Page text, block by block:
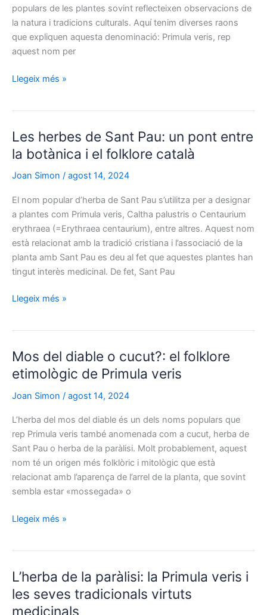
populars de les plantes sovint reflecteixen observacions de
la natura i tradicions culturals. Aquí tenim diverses raons
que expliquen aquesta denominació: Primula veris, rep
aquest nom per
Lligams
nom
popular
la
l’arribada
cucut
Llegeix més »
Les herbes de Sant Pau: un pont entre
la botànica i el folklore català
Joan Simon / agost 14, 2024
El nom popular d’herba de Sant Pau s’utilitza per a designar
a plantes com Primula veris, Caltha palustris o Centaurium
erythraea (=Erythraea centaurium), entre altres. Aquest nom
està relacionat amb la tradició cristiana i l’associació de la
planta amb Sant Pau es deu al fet que aquestes plantes han
tingut interès medicinal. De fet, Sant Pau
Les
Pau:
un
entre
Llegeix més »
Mos del diable o cucut?: el folklore
etimològic de Primula veris
Joan Simon / agost 14, 2024
L’herba del mos del diable és un dels noms populars que
rep Primula veris també anomenada com a cucut, herba de
Sant Pau o herba de la paràlisi. Molt probablement, aquest
nom té un origen més folklòric i mitològic que està
relacionat amb l’aparença de l’arrel de la planta, que sovint
sembla estar «mossegada» o
Mos
cucut?:
el
folklore
Llegeix més »
L’herba de la paràlisi: la Primula veris i
les seves tradicionals virtuts
medicinals